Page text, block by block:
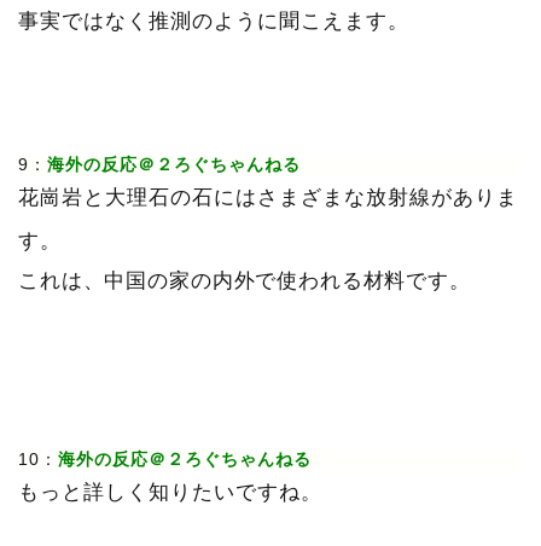
事実ではなく推測のように聞こえます。
9： 海外の反応＠２ろぐちゃんねる
花崗岩と大理石の石にはさまざまな放射線がありま
す。
これは、中国の家の内外で使われる材料です。
10： 海外の反応＠２ろぐちゃんねる
もっと詳しく知りたいですね。